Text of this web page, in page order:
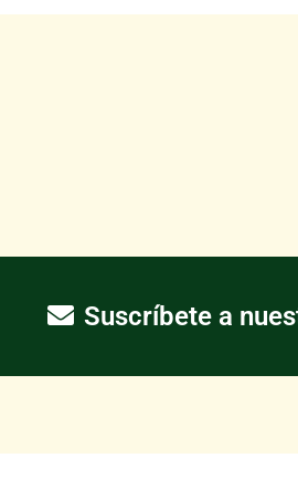
Suscríbete a